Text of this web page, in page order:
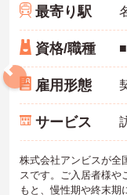
最寄り駅
資格/職種
雇用形態
サービス
株式会社アンビスが全
スです。ご入居者様や
もと、慢性期や終末期